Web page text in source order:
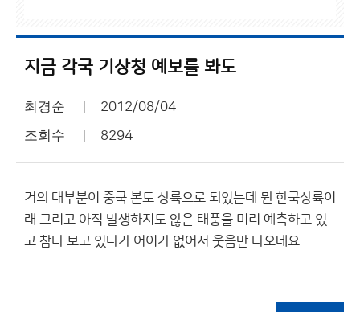
지금 각국 기상청 예보를 봐도
최경순 2012/08/04
조회수 8294
거의 대부분이 중국 본토 상륙으로 되있는데 뭔 한국상륙이
래 그리고 아직 발생하지도 않은 태풍을 미리 예측하고 있
고 참나 보고 있다가 어이가 없어서 웃음만 나오네요